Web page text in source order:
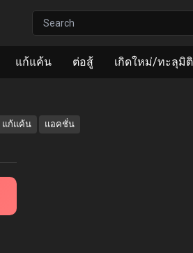
แก้แค้น ต่อสู้ เกิดใหม่/ทะลุมิติ
แก้แค้น แอคชั่น